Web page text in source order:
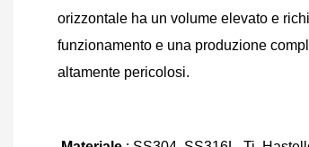
orizzontale ha un volume elevato e
funzionamento e una produzione
altamente pericolosi.